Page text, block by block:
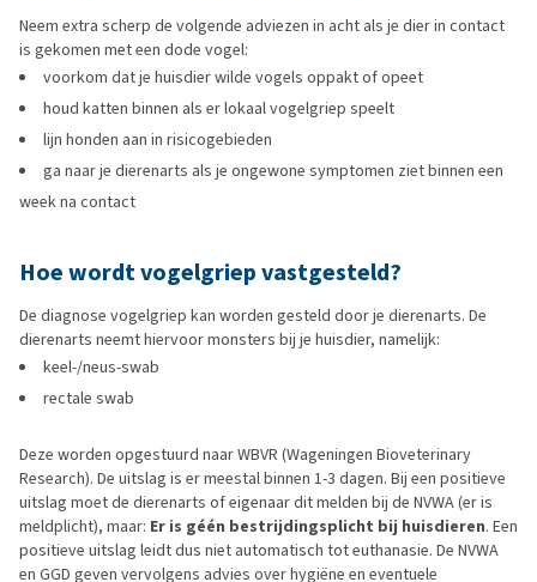
Neem extra scherp de volgende adviezen in acht als je dier in contact
is gekomen met een dode vogel:
voorkom dat je huisdier wilde vogels oppakt of opeet
houd katten binnen als er lokaal vogelgriep speelt
lijn honden aan in risicogebieden
ga naar je dierenarts als je ongewone symptomen ziet binnen een
week na contact
Hoe wordt vogelgriep vastgesteld?
De diagnose vogelgriep kan worden gesteld door je dierenarts. De
dierenarts neemt hiervoor monsters bij je huisdier, namelijk:
keel-/neus-swab
rectale swab
Deze worden opgestuurd naar WBVR (Wageningen Bioveterinary
Research). De uitslag is er meestal binnen 1-3 dagen. Bij een positieve
uitslag moet de dierenarts of eigenaar dit melden bij de NVWA (er is
meldplicht), maar: Er is géén bestrijdingsplicht bij huisdieren. Een
positieve uitslag leidt dus niet automatisch tot euthanasie. De NVWA
en GGD geven vervolgens advies over hygiëne en eventuele